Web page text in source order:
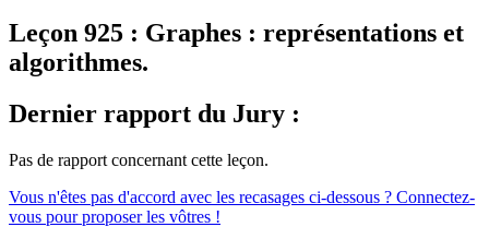
Leçon 925 : Graphes : représentations et
algorithmes.
Dernier rapport du Jury :
Pas de rapport concernant cette leçon.
Vous n'êtes pas d'accord avec les recasages ci-dessous ? Connectez-
vous pour proposer les vôtres !